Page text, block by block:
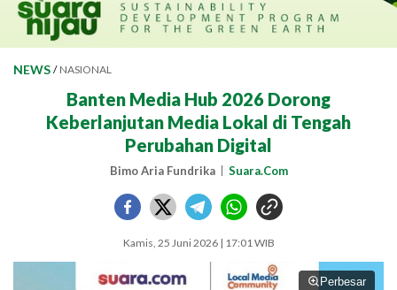
NEWS / NASIONAL
Banten Media Hub 2026 Dorong
Keberlanjutan Media Lokal di Tengah
Perubahan Digital
Bimo Aria Fundrika Suara.Com
Kamis, 25 Juni 2026 | 17:01 WIB
Perbesar